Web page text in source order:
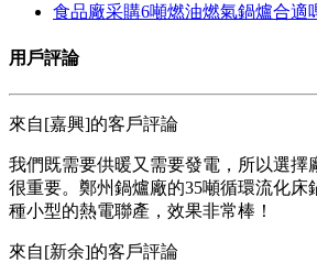
食品廠采購6噸燃油燃氣鍋爐合適
用戶評論
來自[嘉興]的客戶評論
我們既需要供暖又需要發電，所以選擇
很重要。鄭州鍋爐廠的35噸循環流化床
種小型的熱電聯產，效果非常棒！
來自[新余]的客戶評論